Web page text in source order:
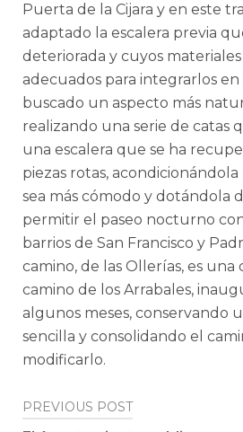
Puerta de la Cijara y en este
adaptado la escalera previa
deteriorada y cuyos
adecuados para integrarlos
buscado un aspecto más
realizando una serie de catas
una escalera que se ha
piezas rotas,
sea más cómodo y dotándola
permitir el paseo nocturno
barrios de San Francisco y
camino, de las Ollerías, es una
camino de los Arrabales,
algunos meses, conservando
sencilla y consolidando el
modificarlo.
Post
PREVIOUS POST